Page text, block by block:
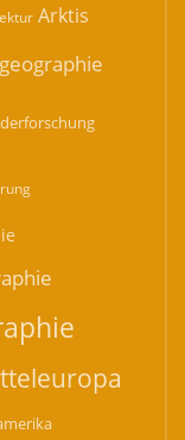
Arktis